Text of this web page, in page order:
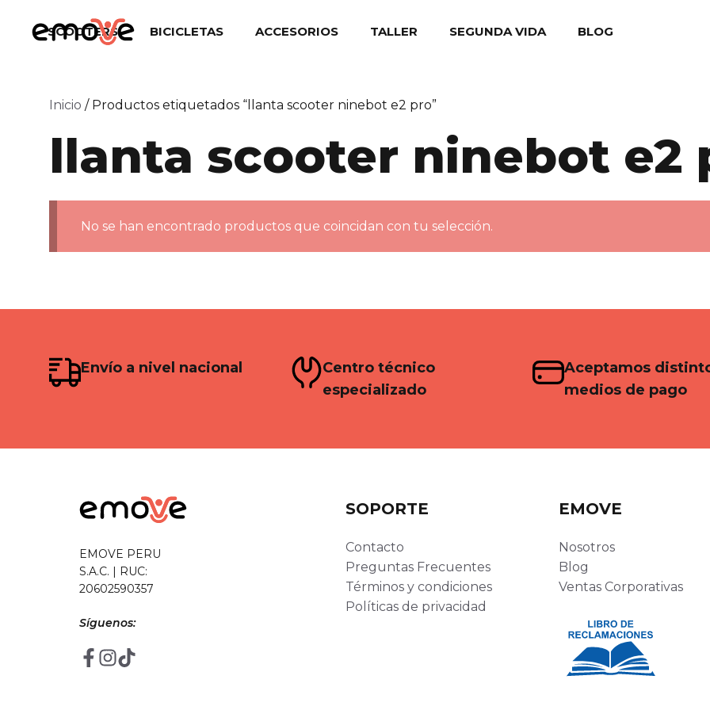
SCOOTERS BICICLETAS ACCESORIOS TALLER SEGUNDA VIDA BLOG
Inicio / Productos etiquetados “llanta scooter ninebot e2 pro”
llanta scooter ninebot e2
No se han encontrado productos que coincidan con tu selección.
Envío a nivel nacional
Centro técnico
especializado
Aceptamos
medios de pago
EMOVE PERU
S.A.C. | RUC:
20602590357
Síguenos:
SOPORTE
Contacto
Preguntas Frecuentes
Términos y condiciones
Políticas de privacidad
EMOVE
Nosotros
Blog
Ventas Corporativas